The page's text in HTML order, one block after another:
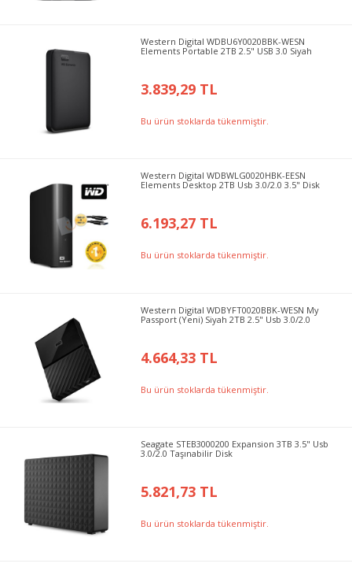
Western Digital WDBU6Y0020BBK-WESN
Elements Portable 2TB 2.5" USB 3.0 Siyah
3.839,29 TL
Bu ürün stoklarda tükenmiştir.
Western Digital WDBWLG0020HBK-EESN
Elements Desktop 2TB Usb 3.0/2.0 3.5" Disk
6.193,27 TL
Bu ürün stoklarda tükenmiştir.
Western Digital WDBYFT0020BBK-WESN My
Passport (Yeni) Siyah 2TB 2.5" Usb 3.0/2.0
4.664,33 TL
Bu ürün stoklarda tükenmiştir.
Seagate STEB3000200 Expansion 3TB 3.5" Usb
3.0/2.0 Taşınabilir Disk
5.821,73 TL
Bu ürün stoklarda tükenmiştir.